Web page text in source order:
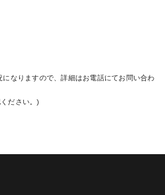
なりますので、詳細はお電話にてお問い合わ
ださい。)